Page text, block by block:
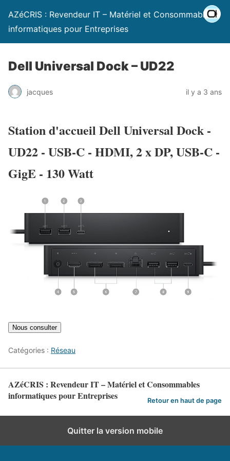
AZéCRIS : Revendeur IT – Matériel et Consommables
informatiques pour Entreprises
Dell Universal Dock – UD22
jacques il y a 3 ans
Station d'accueil Dell Universal Dock -
UD22 - USB-C - HDMI, 2 x DP, USB-C -
GigE - 130 Watt
Catégories : Réseau
AZéCRIS : Revendeur IT – Matériel et Consommables
informatiques pour Entreprises
Retour en haut de page
Quitter la version mobile